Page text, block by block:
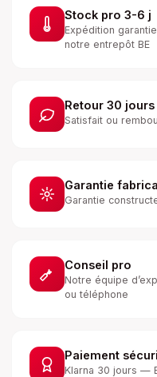
Stock pro 3-6 j
Expédition
notre entrepôt BE
Retour 30 jours
Satisfait ou
Garantie
Garantie
Conseil pro
Notre équipe
ou téléphone
Paiement
Klarna 30 jours —